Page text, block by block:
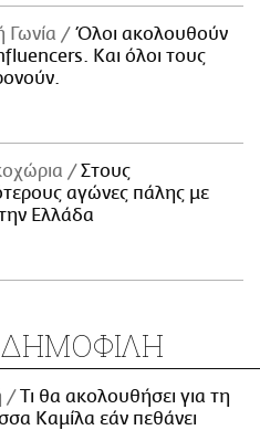
Γωνία
Όλοι ακολουθούν
Και όλοι τους
Στους
αγώνες πάλης με
Ελλάδα
ΔΗΜΟΦΙΛΗ
Τι θα ακολουθήσει για τη
Καμίλα εάν πεθάνει